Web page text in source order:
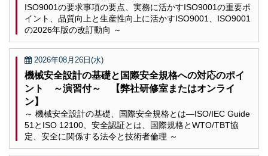
ISO9001の要求事項の要点、実務に活かすISO9001の重要ポ
イント、品質向上と生産性向上に活かすISO9001、ISO9001
の2026年版の改訂動向 ～
2026年08月26日(水)
機械安全設計の基礎と国際安全規格への対応のポイ
ント ～演習付～ 【弊社研修室またはオンライ
ン】
～ 機械安全設計の基礎、国際安全規格とは―ISO/IEC Guide
51とISO 12100、安全認証とは、国際規格とWTO/TBT協
定、安全に関係する法令と技術者倫理 ～